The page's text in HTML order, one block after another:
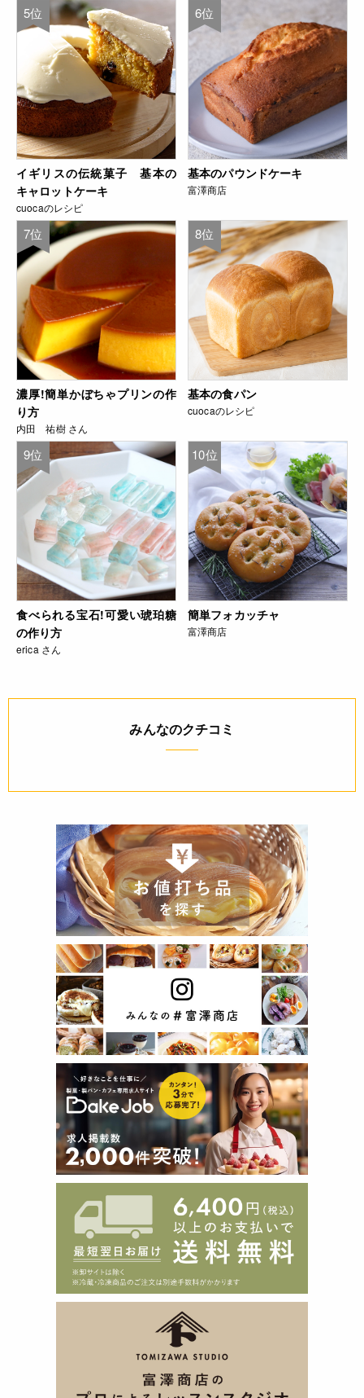
5位
イギリスの伝統菓子 基本の
キャロットケーキ
cuocaのレシピ
6位
基本のパウンドケーキ
富澤商店
7位
濃厚!簡単かぼちゃプリンの作
り方
内田 祐樹 さん
8位
基本の食パン
cuocaのレシピ
9位
食べられる宝石!可愛い琥珀糖
の作り方
erica さん
10位
簡単フォカッチャ
富澤商店
みんなのクチコミ